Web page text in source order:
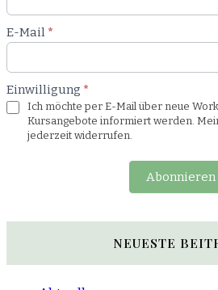
E-Mail *
Einwilligung *
Ich möchte per E-Mail über neue
Kursangebote informiert werden.
jederzeit widerrufen.
Abonnieren
NEUESTE